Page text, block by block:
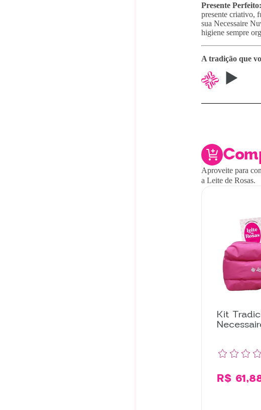
Presente Perfeito:
presente criativo,
sua Necessaire
higiene sempre
A tradição que
Aproveite para
a Leite de Rosas.
Kit
Leite de
R$